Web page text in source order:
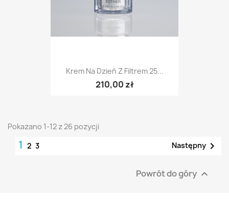
Krem Na Dzień Z Filtrem 25...
210,00 zł
Pokazano 1-12 z 26 pozycji
1 2 3 Następny 
Powrót do góry 